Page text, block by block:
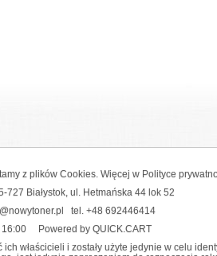
z plików Cookies. Więcej w Polityce
727 Białystok, ul. Hetmańska 44 lok 52
tel. +48 692446414
16:00
Powered by QUICK.CART
właścicieli i zostały użyte jedynie w celu